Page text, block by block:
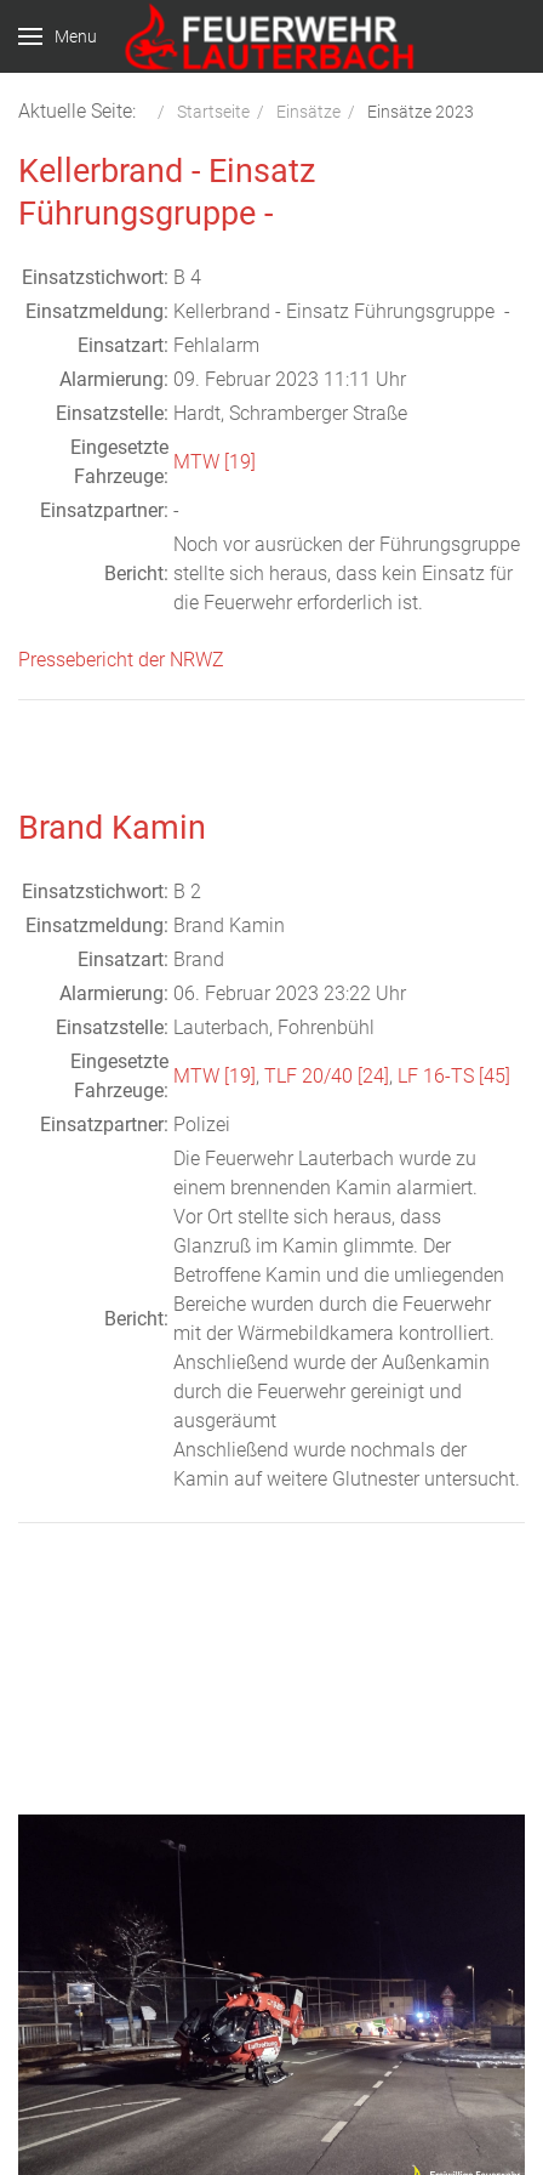
Menu
Aktuelle Seite: Startseite Einsätze Einsätze 2023
Kellerbrand - Einsatz
Führungsgruppe -
Einsatzstichwort: B 4
Einsatzmeldung: Kellerbrand - Einsatz Führungsgruppe -
Einsatzart: Fehlalarm
Alarmierung: 09. Februar 2023 11:11 Uhr
Einsatzstelle: Hardt, Schramberger Straße
Eingesetzte
Fahrzeuge:
MTW [19]
Einsatzpartner: -
Bericht:
Noch vor ausrücken der Führungsgruppe
stellte sich heraus, dass kein Einsatz für
die Feuerwehr erforderlich ist.
Pressebericht der NRWZ
Brand Kamin
Einsatzstichwort: B 2
Einsatzmeldung: Brand Kamin
Einsatzart: Brand
Alarmierung: 06. Februar 2023 23:22 Uhr
Einsatzstelle: Lauterbach, Fohrenbühl
Eingesetzte
Fahrzeuge:
MTW [19], TLF 20/40 [24], LF 16-TS [45]
Einsatzpartner: Polizei
Bericht:
Die Feuerwehr Lauterbach wurde zu
einem brennenden Kamin alarmiert.
Vor Ort stellte sich heraus, dass
Glanzruß im Kamin glimmte. Der
Betroffene Kamin und die umliegenden
Bereiche wurden durch die Feuerwehr
mit der Wärmebildkamera kontrolliert.
Anschließend wurde der Außenkamin
durch die Feuerwehr gereinigt und
ausgeräumt
Anschließend wurde nochmals der
Kamin auf weitere Glutnester untersucht.